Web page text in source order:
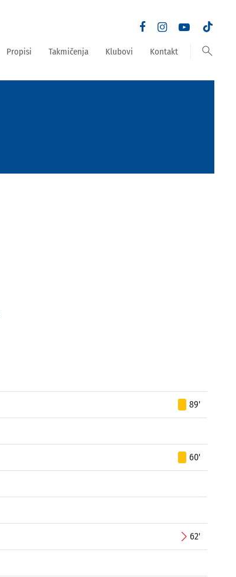
Propisi Takmičenja Klubovi Kontakt search
89'
60'
62'